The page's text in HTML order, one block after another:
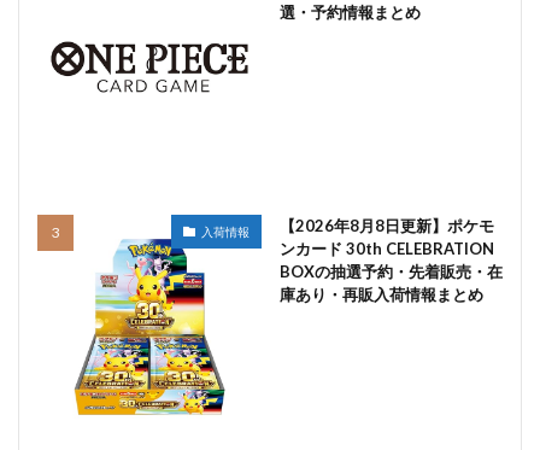
選・予約情報まとめ
入荷情報
【2026年8月8日更新】ポケモ
ンカード 30th CELEBRATION
BOXの抽選予約・先着販売・在
庫あり・再販入荷情報まとめ